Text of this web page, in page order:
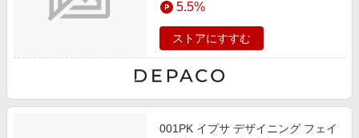
5.5%
ストアにすすむ
001PK イプサ デザイニング フェイ